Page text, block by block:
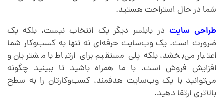
ی
ت
د
ر
شما در حال استراحت هستید.
طراحی سایت در بابلسر دیگر یک انتخاب نیست، بلکه یک
ضرورت است. یک وب‌سایت حرفه‌ای نه تنها به کسب‌وکار شما
اعتبار می‌بخشد، بلکه پلی مستقیم برای ارتباط با مشتریان و
افزایش فروش است. با ما همراه باشید تا ببینید چگونه
می‌توانید با یک وب‌سایت هدفمند، کسب‌وکارتان را به سطح
بالاتری ارتقا دهید.